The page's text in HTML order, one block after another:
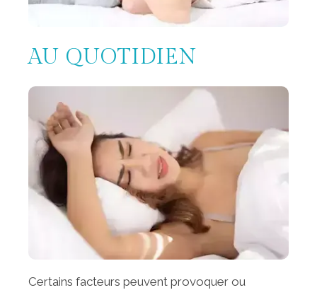
AU QUOTIDIEN
Certains facteurs peuvent provoquer ou